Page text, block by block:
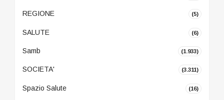
REGIONE (5)
SALUTE (6)
Samb (1.933)
SOCIETA' (3.311)
Spazio Salute (16)